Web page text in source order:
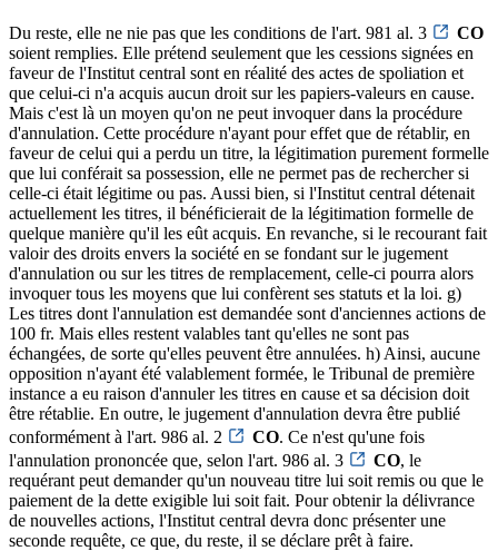
Du reste, elle ne nie pas que les conditions de l'art. 981 al. 3
CO
soient remplies. Elle prétend seulement que les cessions signées en
faveur de l'Institut central sont en réalité des actes de spoliation et
que celui-ci n'a acquis aucun droit sur les papiers-valeurs en cause.
Mais c'est là un moyen qu'on ne peut invoquer dans la procédure
d'annulation. Cette procédure n'ayant pour effet que de rétablir, en
faveur de celui qui a perdu un titre, la légitimation purement formelle
que lui conférait sa possession, elle ne permet pas de rechercher si
celle-ci était légitime ou pas. Aussi bien, si l'Institut central détenait
actuellement les titres, il bénéficierait de la légitimation formelle de
quelque manière qu'il les eût acquis. En revanche, si le recourant fait
valoir des droits envers la société en se fondant sur le jugement
d'annulation ou sur les titres de remplacement, celle-ci pourra alors
invoquer tous les moyens que lui confèrent ses statuts et la loi. g)
Les titres dont l'annulation est demandée sont d'anciennes actions de
100 fr. Mais elles restent valables tant qu'elles ne sont pas
échangées, de sorte qu'elles peuvent être annulées. h) Ainsi, aucune
opposition n'ayant été valablement formée, le Tribunal de première
instance a eu raison d'annuler les titres en cause et sa décision doit
être rétablie. En outre, le jugement d'annulation devra être publié
conformément à l'art. 986 al. 2
CO. Ce n'est qu'une fois
l'annulation prononcée que, selon l'art. 986 al. 3
CO, le
requérant peut demander qu'un nouveau titre lui soit remis ou que le
paiement de la dette exigible lui soit fait. Pour obtenir la délivrance
de nouvelles actions, l'Institut central devra donc présenter une
seconde requête, ce que, du reste, il se déclare prêt à faire.